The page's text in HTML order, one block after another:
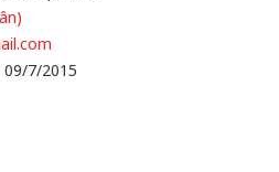
09/7/2015